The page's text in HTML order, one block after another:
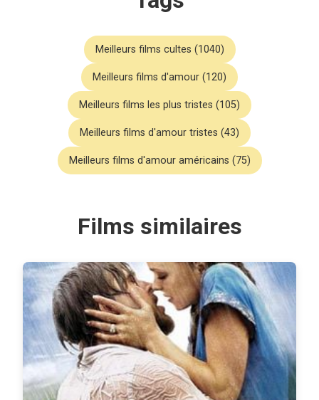
Meilleurs films cultes (1040)
Meilleurs films d'amour (120)
Meilleurs films les plus tristes (105)
Meilleurs films d'amour tristes (43)
Meilleurs films d'amour américains (75)
Films similaires